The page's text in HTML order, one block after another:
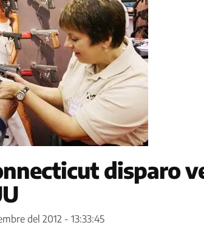
disparo
del 2012 - 13:33:45